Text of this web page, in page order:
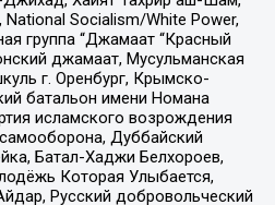
Socialism/White Power,
группа “Джамаат “Красный
джамаат, Мусульманская
г. Оренбург, Крымско-
батальон имени Номана
исламского возрождения
Дуббайский
Батал-Хаджи Белхороев,
Которая Улыбается,
Русский добровольческий